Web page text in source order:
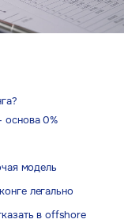
основа 0%
модель
легально
в offshore